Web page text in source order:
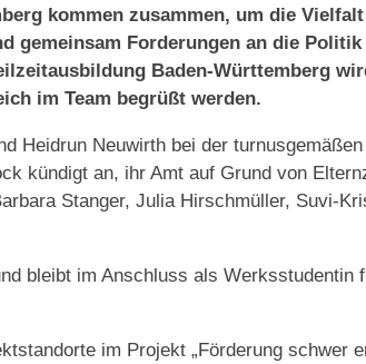
kommen zusammen, um die
gemeinsam Forderungen an die Politik
Baden-Württemberg
im Team begrüßt werden.
Heidrun Neuwirth bei der turnusgemäßen
kündigt an, ihr Amt auf Grund von
Stanger, Julia Hirschmüller, Suvi-
bleibt im Anschluss als Werksstudentin
im Projekt „Förderung schwer